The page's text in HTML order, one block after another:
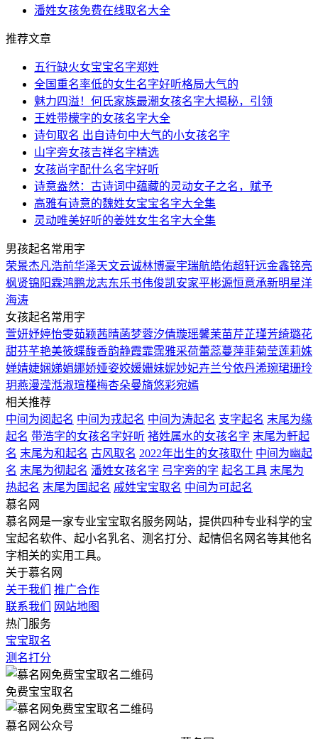
潘姓女孩免费在线取名大全
推荐文章
五行缺火女宝宝名字郑姓
全国重名率低的女生名字好听格局大气的
魅力四溢！何氏家族最潮女孩名字大揭秘，引领
王姓带檬字的女孩名字大全
诗句取名 出自诗句中大气的小女孩名字
山字旁女孩吉祥名字精选
女孩尚字配什么名字好听
诗意盎然：古诗词中蕴藏的灵动女子之名，赋予
高雅有诗意的魏姓女宝宝名字大全集
灵动唯美好听的姜姓女生名字大全集
男孩起名常用字
荣景杰凡浩前华泽天文云诚林博豪宇瑞航皓佑超轩远金鑫铭亮
枫贤锦 阳霖鸿鹏龙志东乐书伟俊凯安家平彬源恒意承新明星洋
海涛
女孩起名常用字
萱妍妤婷怡雯茹颖茜晴菡梦蓉汐倩璇瑶馨茉苗芹芷瑾芳绮璐花
甜芬芊艳美筱蝶馥香韵静霞霏霈雅采荷蕾蕊蔓萍菲菊莹莲莉姝
婵婧婕娴娣娟娜娇娅姿姣媛姗妹妮妙妃卉兰兮依丹浠琬珺珊玲
玥燕漫滢湉淑瑄槿梅杏朵曼旖悠彩宛嫣
相关推荐
中间为阅起名 中间为戎起名 中间为涛起名 支字起名 末尾为缘
起名 带浩字的女孩名字好听 褚姓属水的女孩名字 末尾为軒起
名 末尾为和起名 古风取名 2022年出生的女孩取什 中间为幽起
名 末尾为彻起名 潘姓女孩名字 弓字旁的字 起名工具 末尾为
热起名 末尾为国起名 戚姓宝宝取名 中间为可起名
慕名网
慕名网是一家专业宝宝取名服务网站，提供四种专业科学的宝
宝起名软件、起小名乳名、测名打分、起情侣名网名等其他名
字相关的实用工具。
关于慕名网
关于我们
推广合作
联系我们
网站地图
热门服务
宝宝取名
测名打分
免费宝宝取名
慕名网公众号